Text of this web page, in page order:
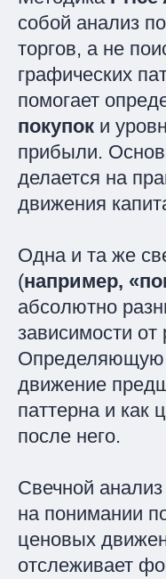
собой анализ
торгов, а не
графических
помогает
покупок и
прибыли.
делается на
движения
Одна и та же
(например,
абсолютно
зависимости от
Определяющую
движение
паттерна и как
после него.
Свечной анализ
на понимании
ценовых
отслеживает